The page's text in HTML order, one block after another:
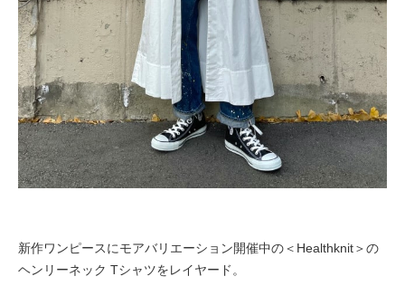
新作ワンピースにモアバリエーション開催中の＜Healthknit＞の
ヘンリーネック Tシャツをレイヤード。